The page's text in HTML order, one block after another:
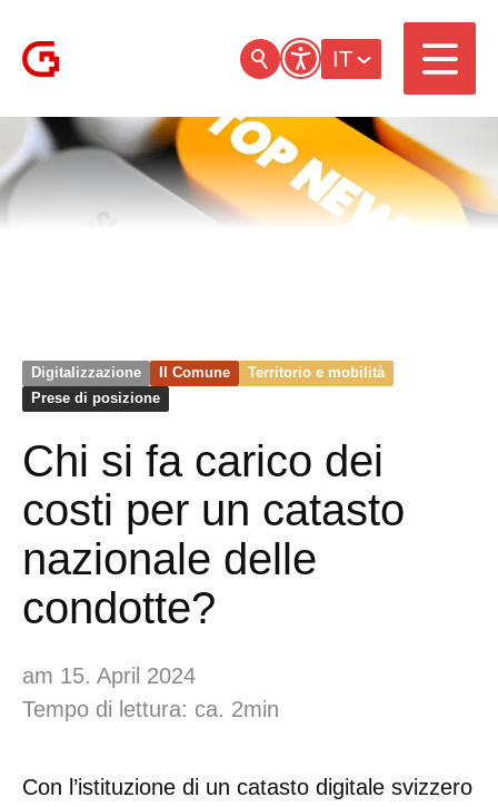
IT
Digitalizzazione Il Comune
Territorio e mobilità
Prese di posizione
Chi si fa carico dei
costi per un catasto
nazionale delle
condotte?
am 15. April 2024
Tempo di lettura: ca. 2min
Con l’istituzione di un catasto digitale svizzero